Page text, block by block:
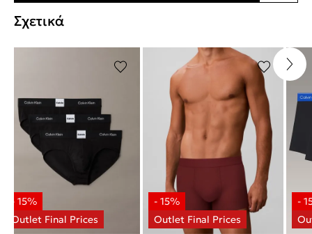
Σχετικά